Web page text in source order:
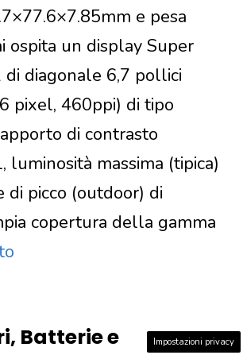
e pesa
ospita un display Super
di diagonale 6,7 pollici
pixel, 460ppi) di tipo
di contrasto
luminosità massima (tipica)
di picco (outdoor) di
copertura della gamma
Batterie e
Impostazioni privacy